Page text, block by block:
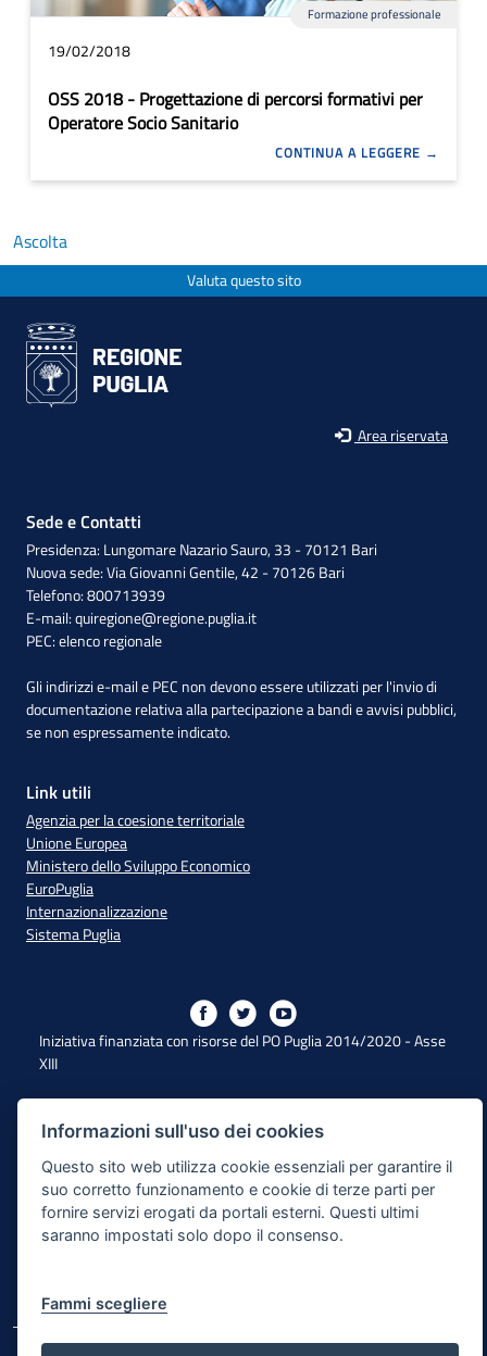
Formazione professionale
19/02/2018
OSS 2018 - Progettazione di percorsi formativi per
Operatore Socio Sanitario
CONTINUA A LEGGERE
Ascolta
Valuta questo sito
Area riservata
Sede e Contatti
Presidenza: Lungomare Nazario Sauro, 33 - 70121 Bari
Nuova sede: Via Giovanni Gentile, 42 - 70126 Bari
Telefono: 800713939
E-mail:quiregione@regione.puglia.it
PEC:elenco regionale
Gli indirizzi e-mail e PEC non devono essere utilizzati per l'invio di
documentazione relativa alla partecipazione a bandi e avvisi pubblici,
se non espressamente indicato.
Link utili
Agenzia per la coesione territoriale
Unione Europea
Ministero dello Sviluppo Economico
EuroPuglia
Internazionalizzazione
Sistema Puglia
Iniziativa finanziata con risorse del PO Puglia 2014/2020 - Asse
XIII
Dichiarazione di Accessibilità
Note Legali
Cookie e Privacy
Mappa del sito
Informazioni sull'uso dei cookies
Questo sito web utilizza cookie essenziali per garantire il
suo corretto funzionamento e cookie di terze parti per
fornire servizi erogati da portali esterni. Questi ultimi
saranno impostati solo dopo il consenso.
Fammi scegliere